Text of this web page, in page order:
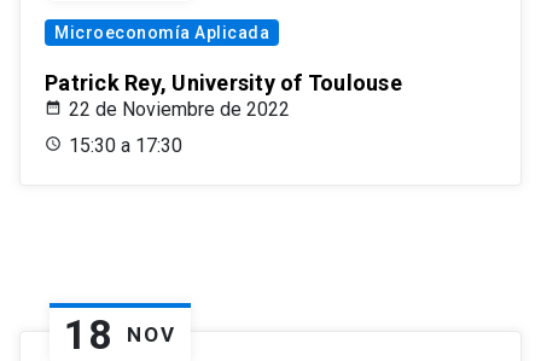
Microeconomía Aplicada
Patrick Rey, University of Toulouse
22 de Noviembre de 2022
15:30 a 17:30
18 NOV